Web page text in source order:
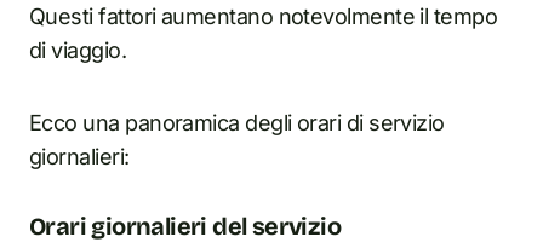
Questi fattori aumentano notevolmente il tempo
di viaggio.
Ecco una panoramica degli orari di servizio
giornalieri:
Orari giornalieri del servizio